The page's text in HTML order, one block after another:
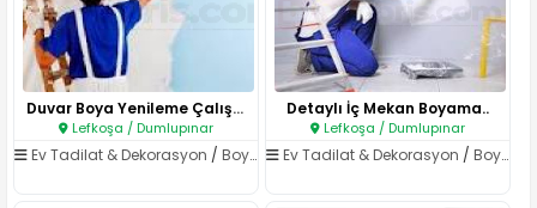
Duvar Boya Yenileme Çalışması..
Lefkoşa / Dumlupınar
Ev Tadilat & Dekorasyon / Boya & Badana
Detaylı İç Mekan Boyama..
Lefkoşa / Dumlupınar
Ev Tadilat & Dekorasyon /Boya & Badana